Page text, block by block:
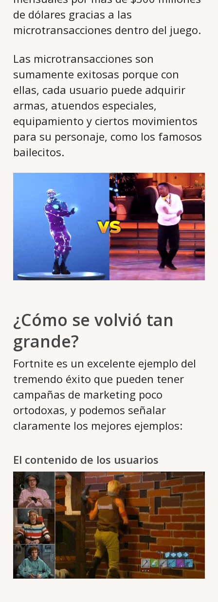
de dólares gracias a las
microtransacciones dentro del juego.
Las microtransacciones son
sumamente exitosas porque con
ellas, cada usuario puede adquirir
armas, atuendos especiales,
equipamiento y ciertos movimientos
para su personaje, como los famosos
bailecitos.
¿Cómo se volvió tan
grande?
Fortnite es un excelente ejemplo del
tremendo éxito que pueden tener
campañas de marketing poco
ortodoxas, y podemos señalar
claramente los mejores ejemplos:
El contenido de los usuarios